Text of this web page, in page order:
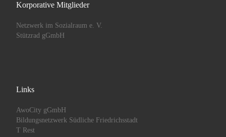
Korporative Mitglieder
Netzwerk im Sozialraum e. V.
Stützrad gGmbH
Links
AwoCity gGmbH
Bildungsnetzwerk Südliche Friedrichsstadt
T Rest